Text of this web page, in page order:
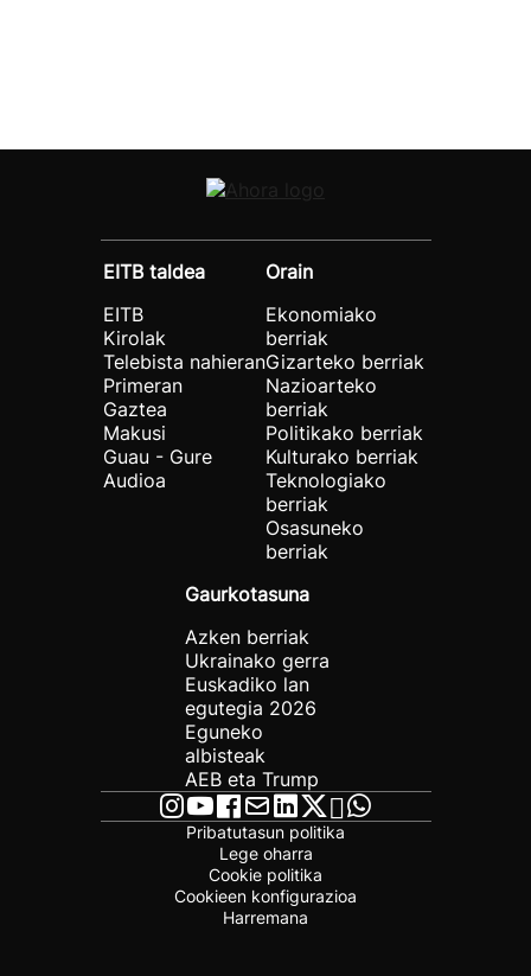
EITB taldea
EITB
Kirolak
Telebista nahieran
Primeran
Gaztea
Makusi
Guau - Gure
Audioa
Orain
Ekonomiako
berriak
Gizarteko berriak
Nazioarteko
berriak
Politikako berriak
Kulturako berriak
Teknologiako
berriak
Osasuneko
berriak
Gaurkotasuna
Azken berriak
Ukrainako gerra
Euskadiko lan
egutegia 2026
Eguneko
albisteak
AEB eta Trump
Pribatutasun politika
Lege oharra
Cookie politika
Cookieen konfigurazioa
Harremana